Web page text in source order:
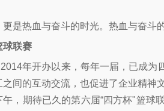
热血与奋斗的时光。热血与奋斗
球联赛
年开办以来，每年一届，已成为
间的互动交流，也促进了企业精神
期待已久的第六届“四方杯"篮球